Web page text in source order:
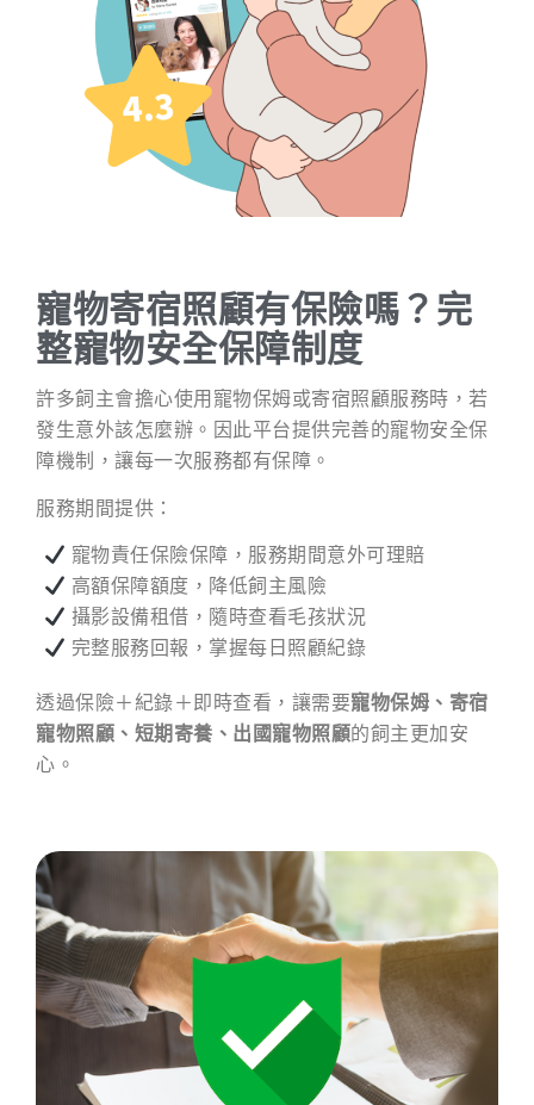
寵物寄宿照顧有保險嗎？完
整寵物安全保障制度
許多飼主會擔心使用寵物保姆或寄宿照顧服務時，若
發生意外該怎麼辦。因此平台提供完善的寵物安全保
障機制，讓每一次服務都有保障。
服務期間提供：
寵物責任保險保障，服務期間意外可理賠
高額保障額度，降低飼主風險
攝影設備租借，隨時查看毛孩狀況
完整服務回報，掌握每日照顧紀錄
透過保險＋紀錄＋即時查看，讓需要寵物保姆、寄宿
寵物照顧、短期寄養、出國寵物照顧的飼主更加安
心。